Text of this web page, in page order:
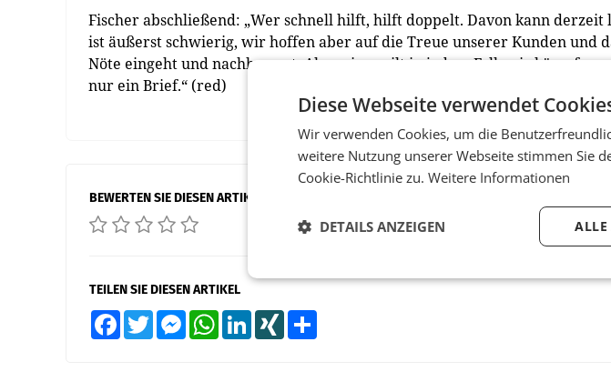
Fischer abschließend: „Wer schnell hilft, hilft doppelt. Davon kann derzeit
ist äußerst schwierig, wir hoffen aber auf die Treue unserer Kunden und
Nöte eingeht und nachbessert. Aber eines gilt in jedem Fall: wir kämpfen
nur ein Brief.“ (red)
BEWERTEN SIE DIESEN ARTIKEL
TEILEN SIE DIESEN ARTIKEL
FacebookTwitter MessengerWhatsAppLinkedInXING
Diese Webseite verwendet
Wir verwenden Cookies, um die
weitere Nutzung unserer Webseite stimmen Sie
Cookie-Richtlinie zu. Weitere Informationen
ALLE
DETAILS ANZEIGEN